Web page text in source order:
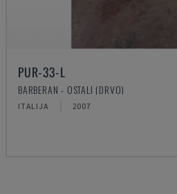
PUR-33-L
BARBERAN - OSTALI (DRVO)
ITALIJA 2007